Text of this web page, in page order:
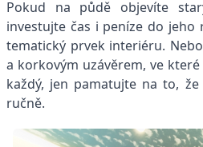
Pokud na půdě objevíte
investujte čas i peníze do jeho
tematický prvek interiéru.
a korkovým uzávěrem, ve
každý, jen pamatujte na to,
ručně.